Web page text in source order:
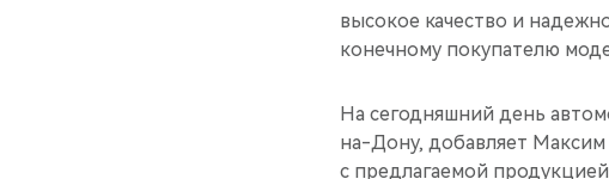
высокое качество и
конечному покупателю
На сегодняшний день
на-Дону, добавляет
с предлагаемой